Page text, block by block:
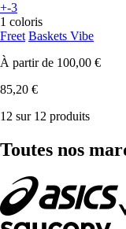
+-3
1 coloris
Freet Baskets Vibe
À partir de 100,00 €
85,20 €
12 sur 12 produits
Toutes nos